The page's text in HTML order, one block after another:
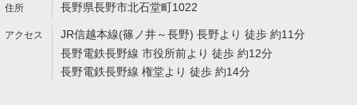
長野県長野市北石堂町1022
JR信越本線(篠ノ井～長野) 長野より 徒歩 約11分
長野電鉄長野線 市役所前より 徒歩 約12分
長野電鉄長野線 権堂より 徒歩 約14分